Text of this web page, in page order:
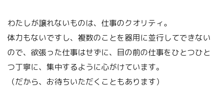
わたしが譲れないものは、仕事のクオリティ。
体力もないですし、複数のことを器用に並行してできない
ので、欲張った仕事はせずに、目の前の仕事をひとつひと
つ丁寧に、集中するように心がけています。
（だから、お待ちいただくこともあります）